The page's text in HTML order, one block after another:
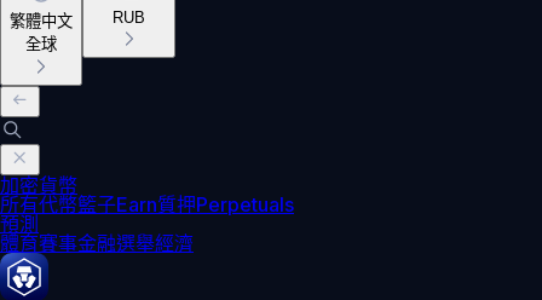
繁體中文
全球
RUB
加密貨幣
所有代幣籃子Earn質押Perpetuals
預測
體育賽事金融選舉經濟